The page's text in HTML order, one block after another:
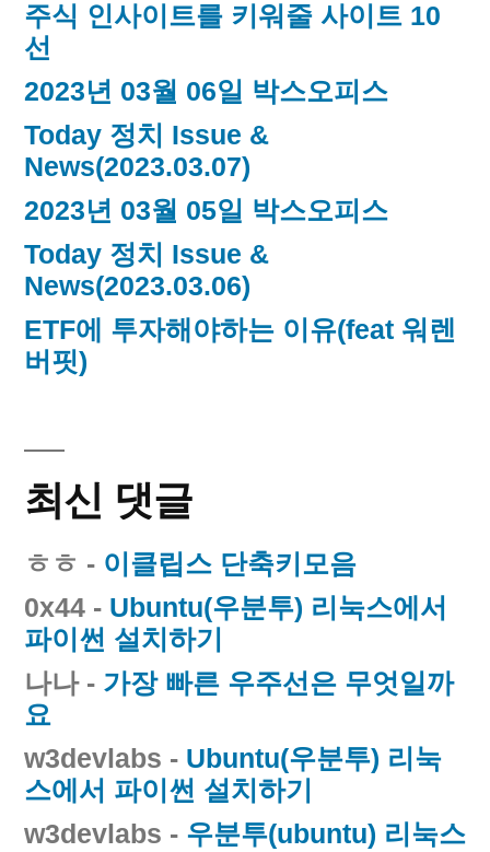
주식 인사이트를 키워줄 사이트 10
선
2023년 03월 06일 박스오피스
Today 정치 Issue &
News(2023.03.07)
2023년 03월 05일 박스오피스
Today 정치 Issue &
News(2023.03.06)
ETF에 투자해야하는 이유(feat 워렌
버핏)
최신 댓글
ㅎㅎ - 이클립스 단축키모음
0x44 - Ubuntu(우분투) 리눅스에서
파이썬 설치하기
나나- 가장 빠른 우주선은 무엇일까
요
w3devlabs - Ubuntu(우분투) 리눅
스에서 파이썬 설치하기
w3devlabs - 우분투(ubuntu) 리눅스